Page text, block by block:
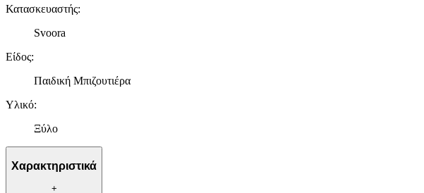
Κατασκευαστής:
Svoora
Είδος:
Παιδική Μπιζουτιέρα
Υλικό:
Ξύλο
Χαρακτηριστικά
+